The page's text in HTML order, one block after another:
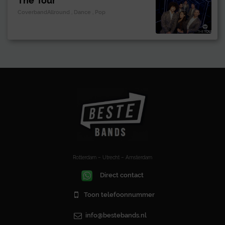
CoverbandAllround , Dance , Pop
Rotterdam – Utrecht – Amsterdam
Direct contact
Toon telefoonnummer
info@bestebands.nl